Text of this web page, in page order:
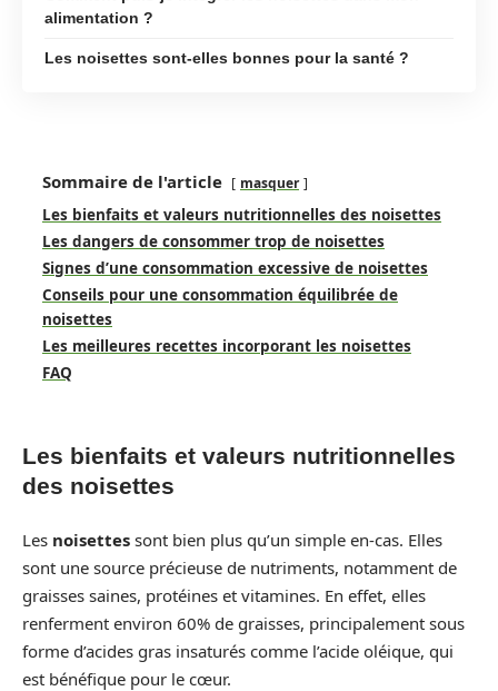
alimentation ?
Les noisettes sont-elles bonnes pour la santé ?
Sommaire de l'article masquer
Les bienfaits et valeurs nutritionnelles des noisettes
Les dangers de consommer trop de noisettes
Signes d’une consommation excessive de noisettes
Conseils pour une consommation équilibrée de
noisettes
Les meilleures recettes incorporant les noisettes
FAQ
Les bienfaits et valeurs nutritionnelles
des noisettes
Les noisettes sont bien plus qu’un simple en-cas. Elles
sont une source précieuse de nutriments, notamment de
graisses saines, protéines et vitamines. En effet, elles
renferment environ 60% de graisses, principalement sous
forme d’acides gras insaturés comme l’acide oléique, qui
est bénéfique pour le cœur.